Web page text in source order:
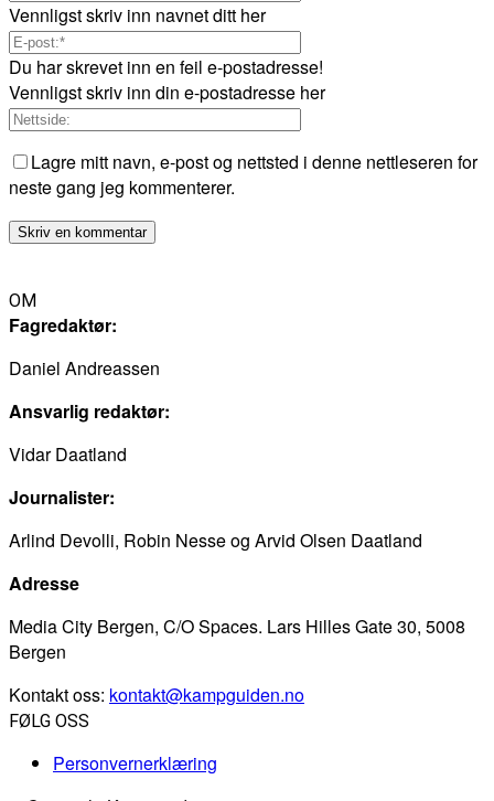
Vennligst skriv inn navnet ditt her
Du har skrevet inn en feil e-postadresse!
Vennligst skriv inn din e-postadresse her
Lagre mitt navn, e-post og nettsted i denne nettleseren for
neste gang jeg kommenterer.
OM
Fagredaktør:
Daniel Andreassen
Ansvarlig redaktør:
Vidar Daatland
Journalister:
Arlind Devolli, Robin Nesse og Arvid Olsen Daatland
Adresse
Media City Bergen, C/O Spaces. Lars Hilles Gate 30, 5008
Bergen
Kontakt oss: kontakt@kampguiden.no
FØLG OSS
Personvernerklæring